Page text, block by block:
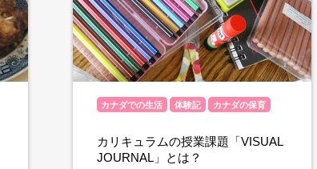
カナダでの生活 体験記 カナダの保育
カリキュラムの授業課題「VISUAL
JOURNAL」とは？